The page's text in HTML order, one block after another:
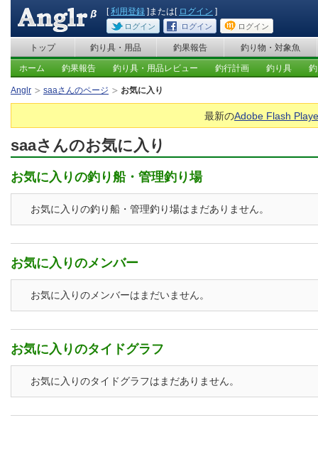
[利用登録 ]または[ ログイン ]
ログイン ログイン ログイン
トップ 釣り具・用品 釣果報告 釣り物・対象魚
ホーム 釣果報告 釣り具・用品レビュー 釣行計画 釣り具
Anglr saaさんのページ お気に入り
最新のAdobe Flash
saaさんのお気に入り
お気に入りの釣り船・管理釣り場
お気に入りの釣り船・管理釣り場はまだありません。
お気に入りのメンバー
お気に入りのメンバーはまだいません。
お気に入りのタイドグラフ
お気に入りのタイドグラフはまだありません。